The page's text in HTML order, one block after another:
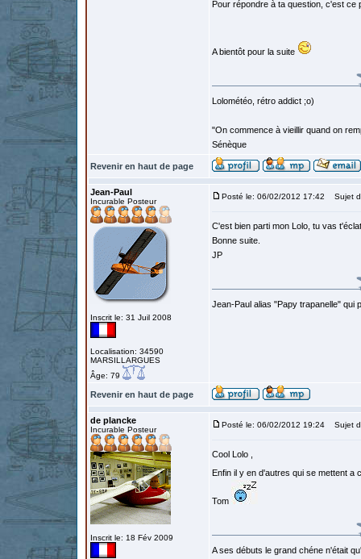
Pour répondre à ta question, c'est
A bientôt pour la suite
Lolométéo, rétro addict ;o)
"On commence à vieillir quand on
Sénèque
Revenir en haut de page
Jean-Paul
Incurable Posteur
Inscrit le: 31 Juil 2008
Localisation: 34590
MARSILLARGUES
Âge: 79
Posté le: 06/02/2012 17:42 Sujet
C'est bien parti mon Lolo, tu vas
Bonne suite.
JP
Jean-Paul alias "Papy trapanelle" qui
Revenir en haut de page
de plancke
Incurable Posteur
Inscrit le: 18 Fév 2009
Posté le: 06/02/2012 19:24 Sujet
Cool Lolo ,
Enfin il y en d'autres qui se mettent a
Tom
A ses débuts le grand chéne n'était